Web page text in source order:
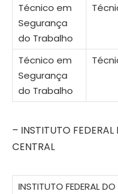
Técnico em
Segurança
do Trabalho
Técnico em
Segurança
do Trabalho
– INSTITUTO
CENTRAL
INSTITUTO FEDERAL